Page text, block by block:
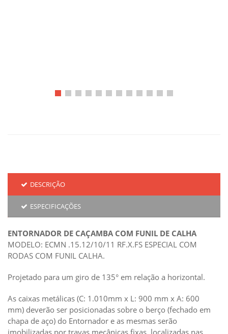
DESCRIÇÃO
ESPECIFICAÇÕES
ENTORNADOR DE CAÇAMBA COM FUNIL DE CALHA
MODELO: ECMN .15.12/10/11 RF.X.FS ESPECIAL COM
RODAS COM FUNIL CALHA.
Projetado para um giro de 135° em relação a horizontal.
As caixas metálicas (C: 1.010mm x L: 900 mm x A: 600
mm) deverão ser posicionadas sobre o berço (fechado em
chapa de aço) do Entornador e as mesmas serão
imobilizadas por travas mecânicas fixas, localizadas nas